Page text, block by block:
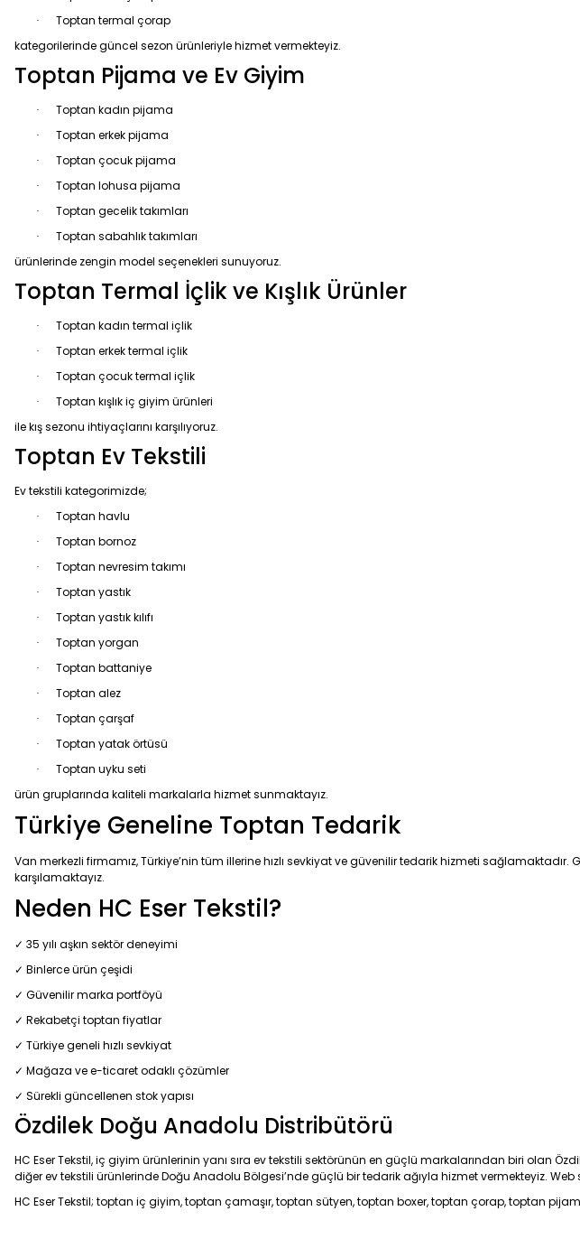
·
Toptan termal çorap
kategorilerinde güncel sezon ürünleriyle hizmet vermekteyiz.
Toptan Pijama ve Ev Giyim
· Toptan kadın pijama
· Toptan erkek pijama
· Toptan çocuk pijama
· Toptan lohusa pijama
· Toptan gecelik takımları
·
Toptan sabahlık takımları
ürünlerinde zengin model seçenekleri sunuyoruz.
Toptan Termal İçlik ve Kışlık Ürünler
· Toptan kadın termal içlik
· Toptan erkek termal içlik
· Toptan çocuk termal içlik
·
Toptan kışlık iç giyim ürünleri
ile kış sezonu ihtiyaçlarını karşılıyoruz.
Toptan Ev Tekstili
Ev tekstili kategorimizde;
· Toptan havlu
· Toptan bornoz
· Toptan nevresim takımı
· Toptan yastık
· Toptan yastık kılıfı
· Toptan yorgan
· Toptan battaniye
· Toptan alez
· Toptan çarşaf
· Toptan yatak örtüsü
·
Toptan uyku seti
ürün gruplarında kaliteli markalarla hizmet sunmaktayız.
Türkiye Geneline Toptan Tedarik
Van merkezli firmamız, Türkiye’nin tüm illerine hızlı sevkiyat ve güvenilir tedarik hizmeti
karşılamaktayız.
Neden HC Eser Tekstil?
✓ 35 yılı aşkın sektör deneyimi
✓ Binlerce ürün çeşidi
✓ Güvenilir marka portföyü
✓ Rekabetçi toptan fiyatlar
✓ Türkiye geneli hızlı sevkiyat
✓ Mağaza ve e-ticaret odaklı çözümler
✓ Sürekli güncellenen stok yapısı
Özdilek Doğu Anadolu Distribütörü
HC Eser Tekstil, iç giyim ürünlerinin yanı sıra ev tekstili sektörünün en güçlü markalarından biri olan
diğer ev tekstili ürünlerinde Doğu Anadolu Bölgesi’nde güçlü bir tedarik ağıyla hizmet vermekteyiz.
HC Eser Tekstil; toptan iç giyim, toptan çamaşır, toptan sütyen, toptan boxer, toptan çorap, toptan